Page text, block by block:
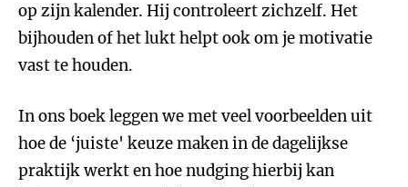
op zijn kalender. Hij controleert zichzelf. Het
bijhouden of het lukt helpt ook om je motivatie
vast te houden.
In ons boek leggen we met veel voorbeelden uit
hoe de ‘juiste' keuze maken in de dagelijkse
praktijk werkt en hoe nudging hierbij kan